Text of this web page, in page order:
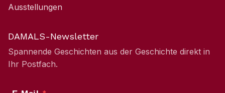
Ausstellungen
DAMALS-Newsletter
Spannende Geschichten aus der Geschichte direkt in
Ihr Postfach.